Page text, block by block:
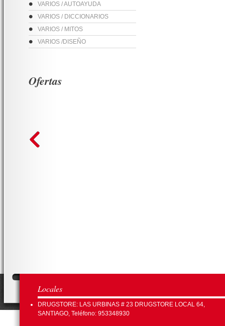
VARIOS / AUTOAYUDA
VARIOS / DICCIONARIOS
VARIOS / MITOS
VARIOS /DISEÑO
Ofertas
Locales
DRUGSTORE: LAS URBINAS # 23 DRUGSTORE LOCAL 64,
SANTIAGO, Teléfono: 953348930